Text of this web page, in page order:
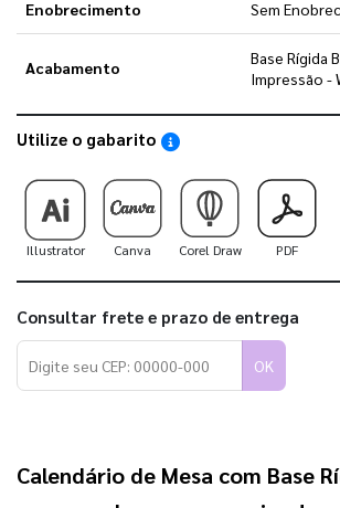
Enobrecimento Sem
Acabamento
Base Rígida
Impressão -
Utilize o gabarito Saiba como utilizar os
Illustrator Canva Corel Draw PDF
Consultar frete e prazo de entrega
OK
Calendário de Mesa com Base